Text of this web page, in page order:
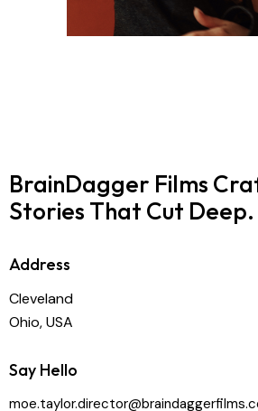
BrainDagger Films
Stories That Cut Deep.
Address
Cleveland
Ohio, USA
Say Hello